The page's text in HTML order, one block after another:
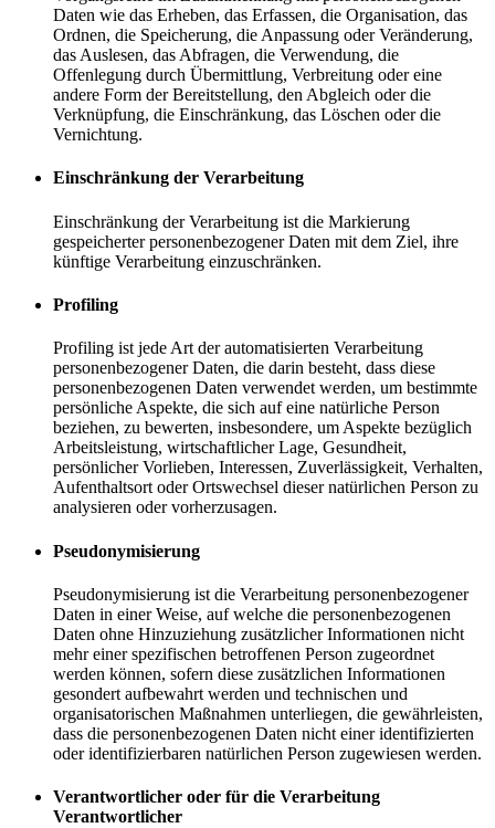
Daten wie das Erheben, das Erfassen, die Organisation, das
Ordnen, die Speicherung, die Anpassung oder Veränderung,
das Auslesen, das Abfragen, die Verwendung, die
Offenlegung durch Übermittlung, Verbreitung oder eine
andere Form der Bereitstellung, den Abgleich oder die
Verknüpfung, die Einschränkung, das Löschen oder die
Vernichtung.
Einschränkung der Verarbeitung
Einschränkung der Verarbeitung ist die Markierung
gespeicherter personenbezogener Daten mit dem Ziel, ihre
künftige Verarbeitung einzuschränken.
Profiling
Profiling ist jede Art der automatisierten Verarbeitung
personenbezogener Daten, die darin besteht, dass diese
personenbezogenen Daten verwendet werden, um bestimmte
persönliche Aspekte, die sich auf eine natürliche Person
beziehen, zu bewerten, insbesondere, um Aspekte bezüglich
Arbeitsleistung, wirtschaftlicher Lage, Gesundheit,
persönlicher Vorlieben, Interessen, Zuverlässigkeit, Verhalten,
Aufenthaltsort oder Ortswechsel dieser natürlichen Person zu
analysieren oder vorherzusagen.
Pseudonymisierung
Pseudonymisierung ist die Verarbeitung personenbezogener
Daten in einer Weise, auf welche die personenbezogenen
Daten ohne Hinzuziehung zusätzlicher Informationen nicht
mehr einer spezifischen betroffenen Person zugeordnet
werden können, sofern diese zusätzlichen Informationen
gesondert aufbewahrt werden und technischen und
organisatorischen Maßnahmen unterliegen, die gewährleisten,
dass die personenbezogenen Daten nicht einer identifizierten
oder identifizierbaren natürlichen Person zugewiesen werden.
Verantwortlicher oder für die Verarbeitung
Verantwortlicher